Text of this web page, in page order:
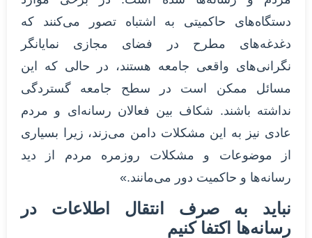
دستگاه‌های حاکمیتی به اشتباه تصور می‌کنند که
دغدغه‌های مطرح در فضای مجازی نمایانگر
نگرانی‌های واقعی جامعه هستند، در حالی که این
مسائل ممکن است در سطح جامعه گستردگی
نداشته باشند. شکاف بین فعالان رسانه‌ای و مردم
عادی نیز به این مشکلات دامن می‌زند، زیرا بسیاری
از موضوعات و مشکلات روزمره مردم از دید
رسانه‌ها و حاکمیت دور می‌مانند.»
نباید به صرف انتقال اطلاعات در
رسانه‌ها اکتفا کنیم